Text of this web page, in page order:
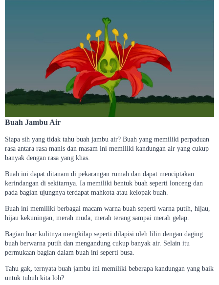
Buah Jambu Air
Siapa sih yang tidak tahu buah jambu air? Buah yang memiliki perpaduan
rasa antara rasa manis dan masam ini memiliki kandungan air yang cukup
banyak dengan rasa yang khas.
Buah ini dapat ditanam di pekarangan rumah dan dapat menciptakan
kerindangan di sekitarnya. Ia memiliki bentuk buah seperti lonceng dan
pada bagian ujungnya terdapat mahkota atau kelopak buah.
Buah ini memiliki berbagai macam warna buah seperti warna putih, hijau,
hijau kekuningan, merah muda, merah terang sampai merah gelap.
Bagian luar kulitnya mengkilap seperti dilapisi oleh lilin dengan daging
buah berwarna putih dan mengandung cukup banyak air. Selain itu
permukaan bagian dalam buah ini seperti busa.
Tahu gak, ternyata buah jambu ini memiliki beberapa kandungan yang baik
untuk tubuh kita loh?